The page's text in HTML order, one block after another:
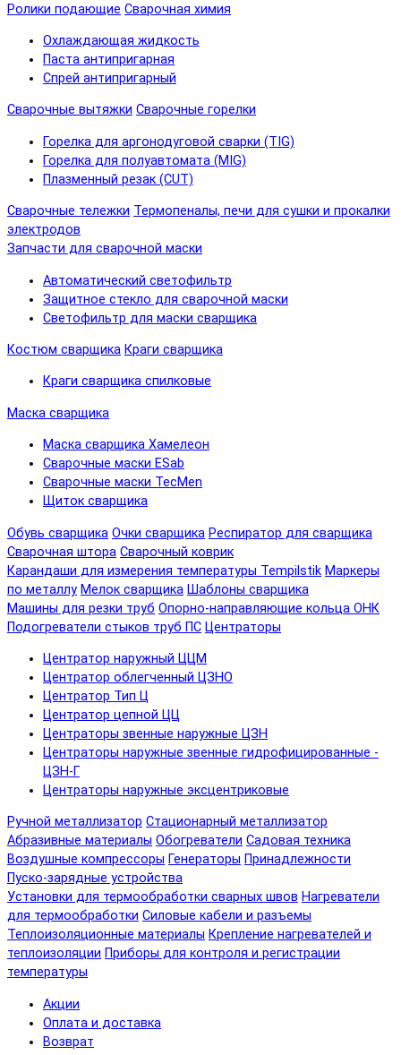
Ролики подающие Сварочная химия
Охлаждающая жидкость
Паста антипригарная
Спрей антипригарный
Сварочные вытяжки Сварочные горелки
Горелка для аргонодуговой сварки (TIG)
Горелка для полуавтомата (MIG)
Плазменный резак (CUT)
Сварочные тележки Термопеналы, печи для сушки и прокалки
электродов
Запчасти для сварочной маски
Автоматический светофильтр
Защитное стекло для сварочной маски
Светофильтр для маски сварщика
Костюм сварщика Краги сварщика
Краги сварщика спилковые
Маска сварщика
Маска сварщика Хамелеон
Сварочные маски ESab
Сварочные маски TecMen
Щиток сварщика
Обувь сварщика Очки сварщика Респиратор для сварщика
Сварочная штора Сварочный коврик
Карандаши для измерения температуры Tempilstik Маркеры
по металлу Мелок сварщика Шаблоны сварщика
Машины для резки труб Опорно-направляющие кольца ОНК
Подогреватели стыков труб ПС Центраторы
Центратор наружный ЦЦМ
Центратор облегченный ЦЗНО
Центратор Тип Ц
Центратор цепной ЦЦ
Центраторы звенные наружные ЦЗН
Центраторы наружные звенные гидрофицированные -
ЦЗН-Г
Центраторы наружные эксцентриковые
Ручной металлизатор Стационарный металлизатор
Абразивные материалы Обогреватели Садовая техника
Воздушные компрессоры Генераторы Принадлежности
Пуско-зарядные устройства
Установки для термообработки сварных швов Нагреватели
для термообработки Силовые кабели и разъемы
Теплоизоляционные материалы Крепление нагревателей и
теплоизоляции Приборы для контроля и регистрации
температуры
Акции
Оплата и доставка
Возврат